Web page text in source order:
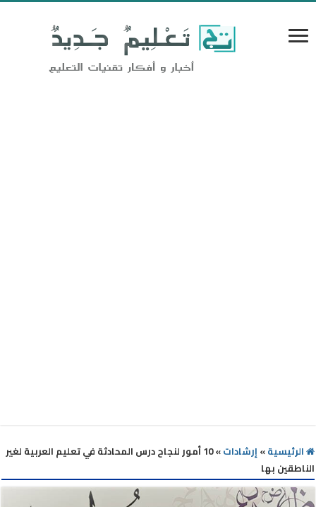
الرئيسية» إرشادات»
10 أمور لنجاح درس المحادثة في تعليم العربية لغير
الناطقين بها